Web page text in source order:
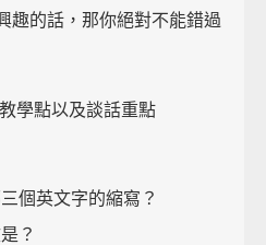
趣的話，那你絕對不能錯過
學點以及談話重點
個英文字的縮寫？
？